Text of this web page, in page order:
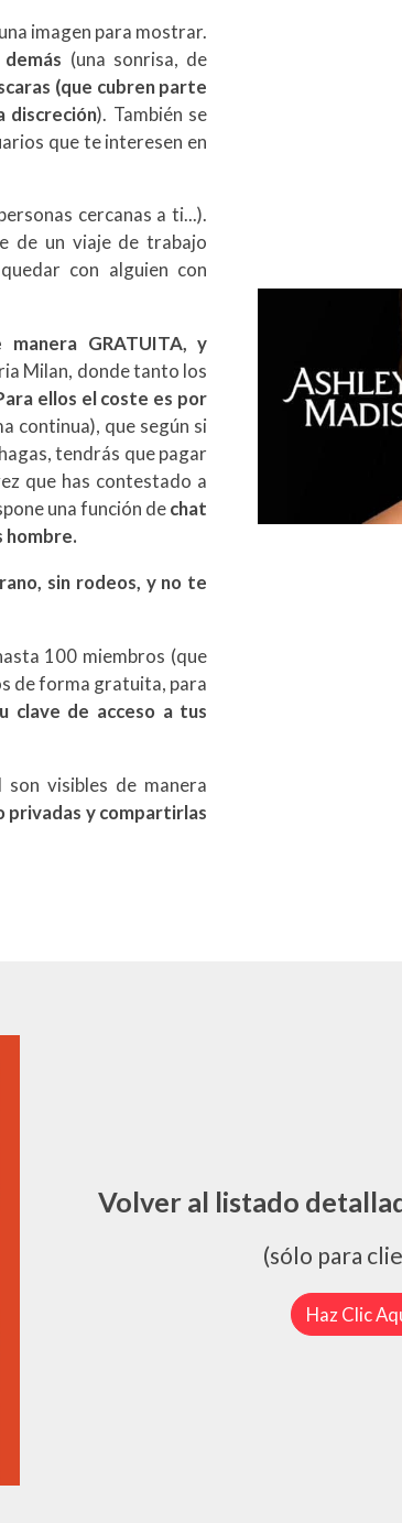
imagen para mostrar.
(una sonrisa, de
(que cubren parte
discreción). También se
que te interesen en
cercanas a ti...).
de un viaje de trabajo
con alguien con
GRATUITA, y
Milan, donde tanto los
ellos el coste es por
continua), que según si
tendrás que pagar
que has contestado a
una función dechat
hombre.
sin rodeos, y no te
100 miembros (que
de forma gratuita, para
clave de acceso a tus
visibles de manera
privadas y compartirlas
Volver al listado
(sólo para
Haz Clic